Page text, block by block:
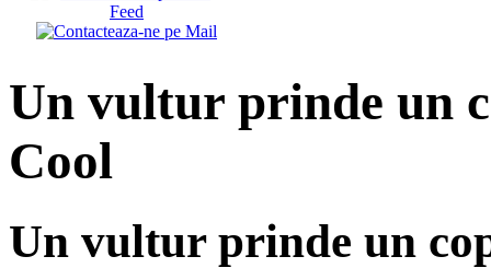
Un vultur prinde un
Cool
Un vultur prinde un